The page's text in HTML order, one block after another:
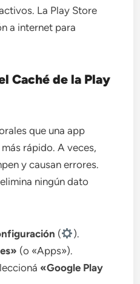
La Play Store
a internet para
Caché de la Play
que una app
rápido. A veces,
y causan errores.
ningún dato
(
).
(o «Apps»).
«Google Play